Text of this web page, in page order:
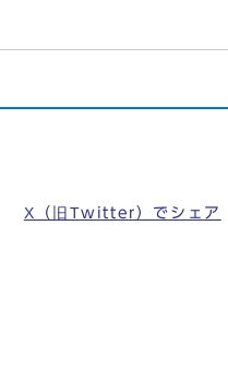
X（旧Twitter）でシェア